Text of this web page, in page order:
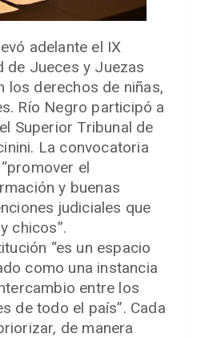
adelante el IX
de Jueces y Juezas
los derechos de niñas,
Río Negro participó a
Superior Tribunal de
La convocatoria
el
y buenas
judiciales que
chicos”.
“es un espacio
como una instancia
entre los
de todo el país”. Cada
de manera